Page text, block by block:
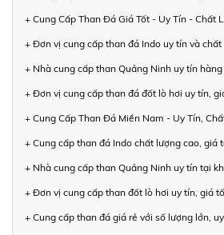
+ Cung Cấp Than Đá Giá Tốt - Uy Tín - Chất
+ Đơn vị cung cấp than đá Indo uy tín và
+ Nhà cung cấp than Quảng Ninh uy tín
+ Đơn vị cung cấp than đá đốt lò hơi uy tín,
+ Cung Cấp Than Đá Miền Nam - Uy Tín,
+ Cung cấp than đá Indo chất lượng cao, giá
+ Nhà cung cấp than Quảng Ninh uy tín tại
+ Đơn vị cung cấp than đốt lò hơi uy tín, giá
+ Cung cấp than đá giá rẻ với số lượng lớn,